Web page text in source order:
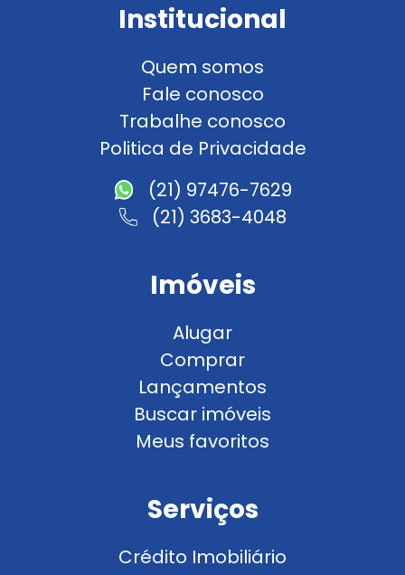
Institucional
Quem somos
Fale conosco
Trabalhe conosco
Politica de Privacidade
(21) 97476-7629
(21) 3683-4048
Imóveis
Alugar
Comprar
Lançamentos
Buscar imóveis
Meus favoritos
Serviços
Crédito Imobiliário